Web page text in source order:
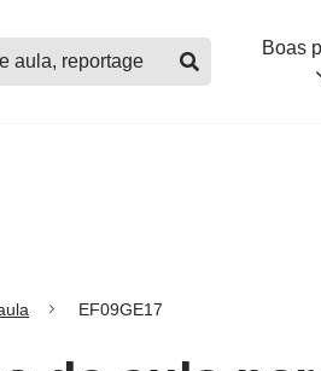
Boas
EF09GE17